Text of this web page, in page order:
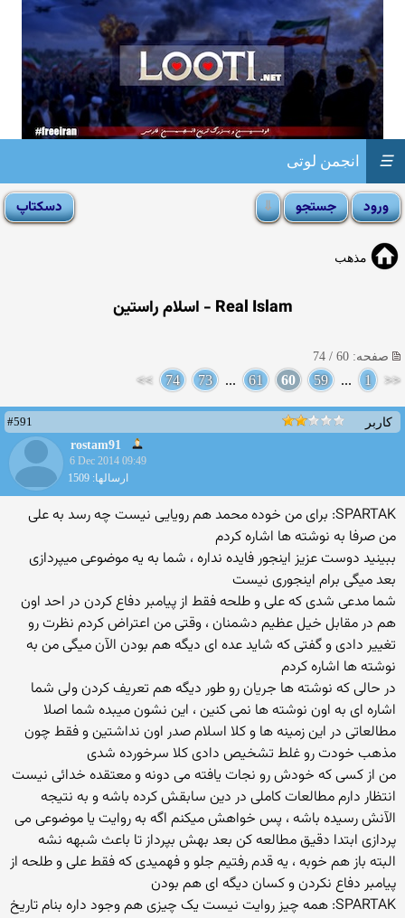
انجمن لوتی ☰
مذهب
Real Islam - اسلام راستین
صفحه: 60 / 74
<<
1
...
59
60
61
...
73
74
>>
کاربر
#591
rostam91
6 Dec 2014 09:49
ارسالها: 1509
SPARTAK: برای من خوده محمد هم رویایی نیست چه رسد به علی
من صرفا به نوشته ها اشاره کردم
ببینید دوست عزیز اینجور فایده نداره ، شما به یه موضوعی میپردازی
بعد میگی برام اینجوری نیست
شما مدعی شدی که علی و طلحه فقط از پیامبر دفاع کردن در احد اون
هم در مقابل خیل عظیم دشمنان ، وقتی من اعتراض کردم نظرت رو
تغییر دادی و گفتی که شاید عده ای دیگه هم بودن الآن میگی من به
نوشته ها اشاره کردم
در حالی که نوشته ها جریان رو طور دیگه هم تعریف کردن ولی شما
اشاره ای به اون نوشته ها نمی کنین ، این نشون میبده شما اصلا
مطالعاتی در این زمینه ها و کلا اسلام صدر اون نداشتین و فقط چون
مذهب خودت رو غلط تشخیص دادی کلا سرخورده شدی
من از کسی که خودش رو نجات یافته می دونه و معتقده خدائی نیست
انتظار دارم مطالعات کاملی در دین سابقش کرده باشه و به نتیجه
الآنش رسیده باشه ، پس خواهش میکنم اگه به روایت یا موضوعی می
پردازی ابتدا دقیق مطالعه کن بعد بهش بپرداز تا باعث شبهه نشه
البته باز هم خوبه ، یه قدم رفتیم جلو و فهمیدی که فقط علی و طلحه از
پیامبر دفاع نکردن و کسان دیگه ای هم بودن
SPARTAK: همه چیز روایت نیست یک چیزی هم وجود داره بنام تاریخ